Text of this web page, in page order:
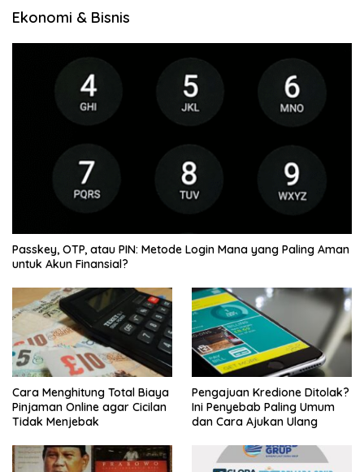
Ekonomi & Bisnis
Passkey, OTP, atau PIN: Metode Login Mana yang Paling Aman
untuk Akun Finansial?
Cara Menghitung Total Biaya
Pinjaman Online agar Cicilan
Tidak Menjebak
Pengajuan Kredione Ditolak?
Ini Penyebab Paling Umum
dan Cara Ajukan Ulang